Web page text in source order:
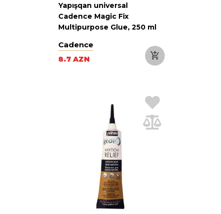
Yapışqan universal
Cadence Magic Fix
Multipurpose Glue, 250 ml
Cadence
8.7 AZN